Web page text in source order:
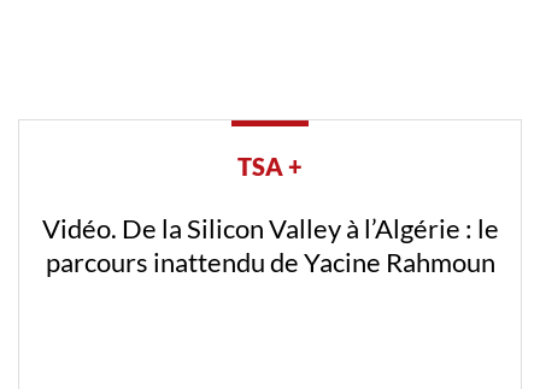
TSA +
Vidéo. De la Silicon Valley à l’Algérie : le
parcours inattendu de Yacine Rahmoun